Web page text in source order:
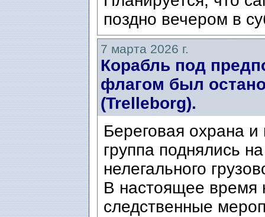
поздно вечером в
7 марта 2026 г.
Корабль под
флагом был
(Trelleborg).
Береговая охрана
группа поднялись
нелегального
В настоящее время
следственные